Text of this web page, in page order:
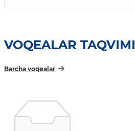
VOQEALAR TAQVIMI
Barcha voqealar